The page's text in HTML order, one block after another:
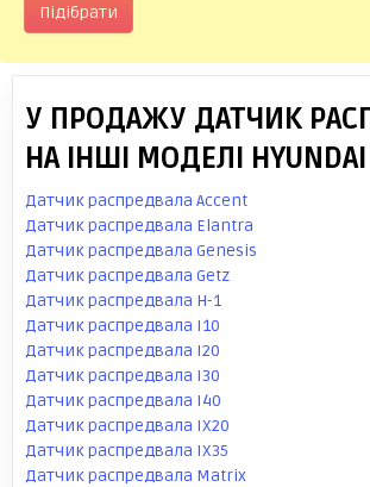
Підібрати
У ПРОДАЖУ ДАТЧИК
НА ІНШІ МОДЕЛІ HYUNDAI
Датчик распредвала Accent
Датчик распредвала Elantra
Датчик распредвала Genesis
Датчик распредвала Getz
Датчик распредвала H-1
Датчик распредвала I10
Датчик распредвала I20
Датчик распредвала I30
Датчик распредвала I40
Датчик распредвала IX20
Датчик распредвала IX35
Датчик распредвала Matrix